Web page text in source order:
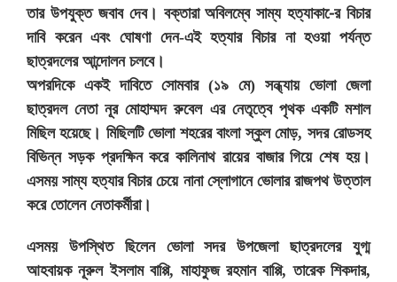
তার উপযুক্ত জবাব দেব। বক্তারা অবিলম্বে সাম্য হত্যাকা-ের বিচার
দাবি করেন এবং ঘোষণা দেন-এই হত্যার বিচার না হওয়া পর্যন্ত
ছাত্রদলের আন্দোলন চলবে।
অপরদিকে একই দাবিতে সোমবার (১৯ মে) সন্ধ্যায় ভোলা জেলা
ছাত্রদল নেতা নূর মোহাম্মদ রুবেল এর নেতৃত্বে পৃথক একটি মশাল
মিছিল হয়েছে। মিছিলটি ভোলা শহরের বাংলা স্কুল মোড়, সদর রোডসহ
বিভিন্ন সড়ক প্রদক্ষিন করে কালিনাথ রায়ের বাজার গিয়ে শেষ হয়।
এসময় সাম্য হত্যার বিচার চেয়ে নানা স্লোগানে ভোলার রাজপথ উত্তাল
করে তোলেন নেতাকর্মীরা।
এসময় উপস্থিত ছিলেন ভোলা সদর উপজেলা ছাত্রদলের যুগ্ম
আহবায়ক নূরুল ইসলাম বাপ্পি, মাহাফুজ রহমান বাপ্পি, তারেক শিকদার,